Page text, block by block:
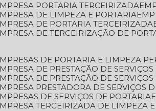
EMPRESA PORTARIA TERCEIRIZADA
EMPRESA DE LIMPEZA E PORTARIA
EMPRESA DE PORTARIA TERCEIRIZADA
EMPRESA DE TERCEIRIZAÇÃO DE
EMPRESAS DE PORTARIA E LIMPEZA
EMPRESA DE PRESTAÇÃO DE
EMPRESA DE PRESTAÇÃO DE
EMPRESA PRESTADORA DE SERVIÇOS
EMPRESAS DE SERVIÇOS DE PORTARIA
EMPRESA TERCEIRIZADA DE LIMPEZA